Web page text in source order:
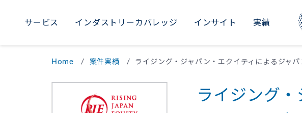
サービス
サービス M&Aアドバイザリー
財務リストラクチャ
インダストリーカバレッジ
インダストリーカバレッジ インダストリアル
ビジネスサービス
インサイト
インサイト セクターレポート
シリーズ記事
実績
新卒採用
社員紹介
当社について 会社概要
イベント
WORLDWIDE
Brazil
Home 案件実績
ライジング